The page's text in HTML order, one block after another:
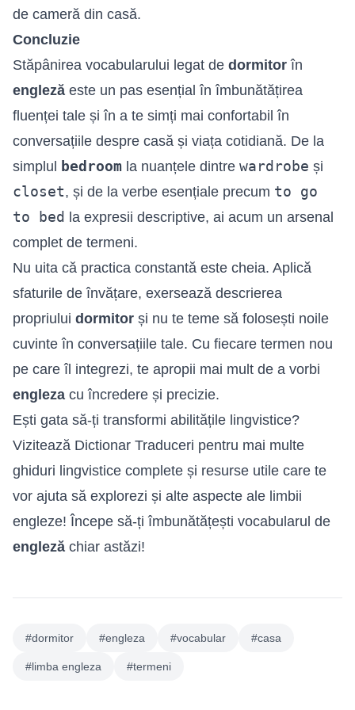
de cameră din casă.
Concluzie
Stăpânirea vocabularului legat de dormitor în
engleză este un pas esențial în îmbunătățirea
fluenței tale și în a te simți mai confortabil în
conversațiile despre casă și viața cotidiană. De la
simplul bedroom la nuanțele dintre wardrobe și
closet, și de la verbe esențiale precum to go
to bed la expresii descriptive, ai acum un arsenal
complet de termeni.
Nu uita că practica constantă este cheia. Aplică
sfaturile de învățare, exersează descrierea
propriului dormitor și nu te teme să folosești noile
cuvinte în conversațiile tale. Cu fiecare termen nou
pe care îl integrezi, te apropii mai mult de a vorbi
engleza cu încredere și precizie.
Ești gata să-ți transformi abilitățile lingvistice?
Vizitează Dictionar Traduceri pentru mai multe
ghiduri lingvistice complete și resurse utile care te
vor ajuta să explorezi și alte aspecte ale limbii
engleze! Începe să-ți îmbunătățești vocabularul de
engleză chiar astăzi!
#dormitor #engleza #vocabular #casa
#limba engleza #termeni